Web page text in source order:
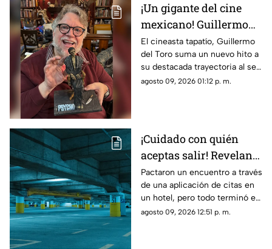
¡Un gigante del cine
mexicano! Guillermo
del Toro recibe el
Doctorado Honoris
Causa en Bellas Artes
El cineasta tapatío, Guillermo
del Toro suma un nuevo hito a
su destacada trayectoria al ser
reconocido en Los Ángeles por
agosto 09, 2026 01:12 p. m.
¡Cuidado con quién
aceptas salir! Revelan
nuevo modus operandi
de rob0 tras conocerse
de una aplicación de
citas
Pactaron un encuentro a través
de una aplicación de citas en
un hotel, pero todo terminó en
un rob0 agravado
agosto 09, 2026 12:51 p. m.